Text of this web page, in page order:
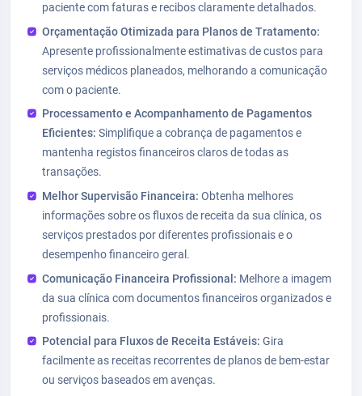
paciente com faturas e recibos claramente detalhados.
Orçamentação Otimizada para Planos de Tratamento:
Apresente profissionalmente estimativas de custos para
serviços médicos planeados, melhorando a comunicação
com o paciente.
Processamento e Acompanhamento de Pagamentos
Eficientes: Simplifique a cobrança de pagamentos e
mantenha registos financeiros claros de todas as
transações.
Melhor Supervisão Financeira: Obtenha melhores
informações sobre os fluxos de receita da sua clínica, os
serviços prestados por diferentes profissionais e o
desempenho financeiro geral.
Comunicação Financeira Profissional: Melhore a imagem
da sua clínica com documentos financeiros organizados e
profissionais.
Potencial para Fluxos de Receita Estáveis: Gira
facilmente as receitas recorrentes de planos de bem-estar
ou serviços baseados em avenças.